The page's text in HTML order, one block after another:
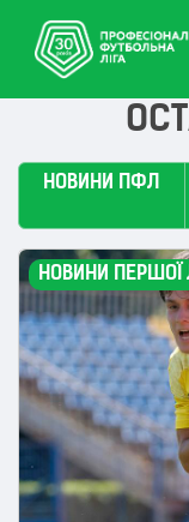
НОВИНИ ПФЛ
НОВИНИ ПЕРШОЇ